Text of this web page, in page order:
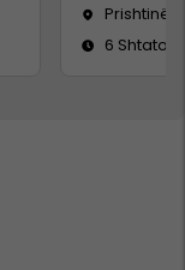
Prishtinë
6 Shtator